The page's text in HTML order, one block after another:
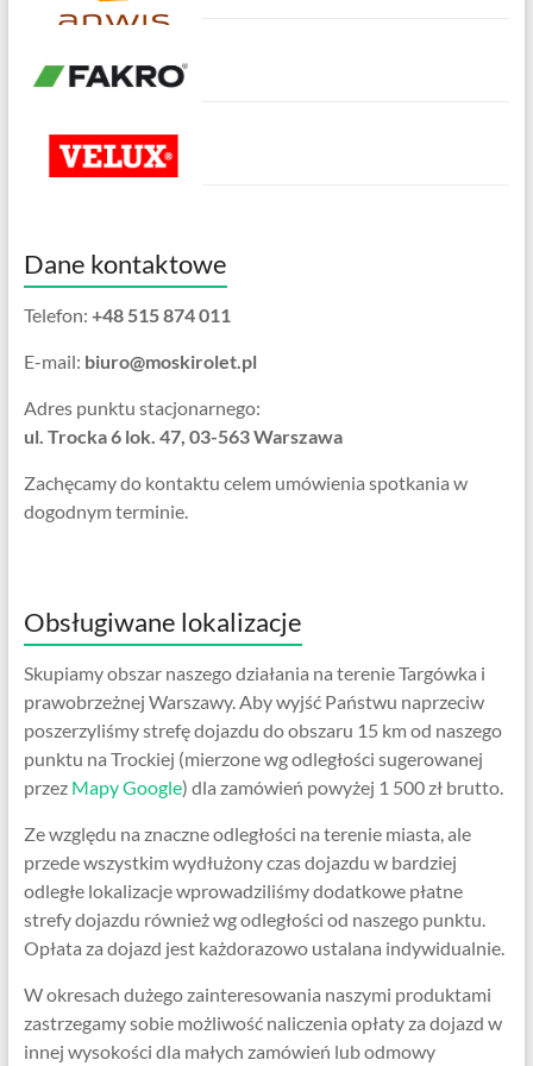
Dane kontaktowe
Telefon: +48 515 874 011
E-mail: biuro@moskirolet.pl
Adres punktu stacjonarnego:
ul. Trocka 6 lok. 47, 03-563 Warszawa
Zachęcamy do kontaktu celem umówienia spotkania w
dogodnym terminie.
Obsługiwane lokalizacje
Skupiamy obszar naszego działania na terenie Targówka i
prawobrzeżnej Warszawy. Aby wyjść Państwu naprzeciw
poszerzyliśmy strefę dojazdu do obszaru 15 km od naszego
punktu na Trockiej (mierzone wg odległości sugerowanej
przez Mapy Google) dla zamówień powyżej 1 500 zł brutto.
Ze względu na znaczne odległości na terenie miasta, ale
przede wszystkim wydłużony czas dojazdu w bardziej
odległe lokalizacje wprowadziliśmy dodatkowe płatne
strefy dojazdu również wg odległości od naszego punktu.
Opłata za dojazd jest każdorazowo ustalana indywidualnie.
W okresach dużego zainteresowania naszymi produktami
zastrzegamy sobie możliwość naliczenia opłaty za dojazd w
innej wysokości dla małych zamówień lub odmowy